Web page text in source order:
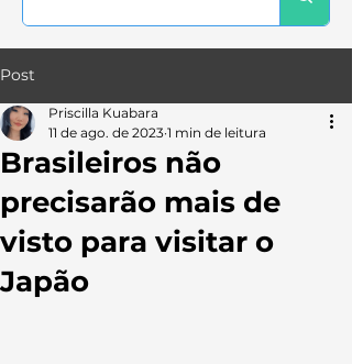
Post
Brasileiros não
precisarão mais de
visto para visitar o
Japão
Priscilla Kuabara
11 de ago. de 2023 1 min de leitura